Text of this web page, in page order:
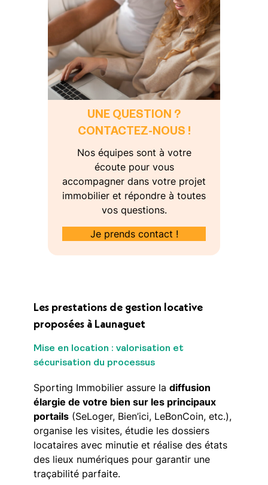
UNE QUESTION ?
CONTACTEZ-NOUS !
Nos équipes sont à votre
écoute pour vous
accompagner dans votre projet
immobilier et répondre à toutes
vos questions.
Je prends contact !
Les prestations de gestion locative
proposées à Launaguet
Mise en location : valorisation et
sécurisation du processus
Sporting Immobilier assure la diffusion
élargie de votre bien sur les principaux
portails (SeLoger, Bien’ici, LeBonCoin, etc.),
organise les visites, étudie les dossiers
locataires avec minutie et réalise des états
des lieux numériques pour garantir une
traçabilité parfaite.